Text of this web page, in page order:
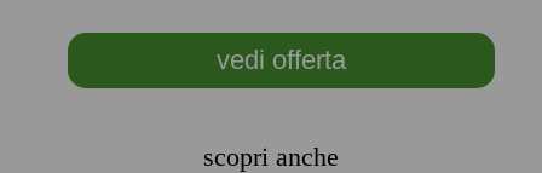
vedi offerta
scopri anche